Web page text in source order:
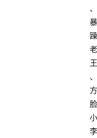
、
暴
躁
老
王
、
方
脸
小
李